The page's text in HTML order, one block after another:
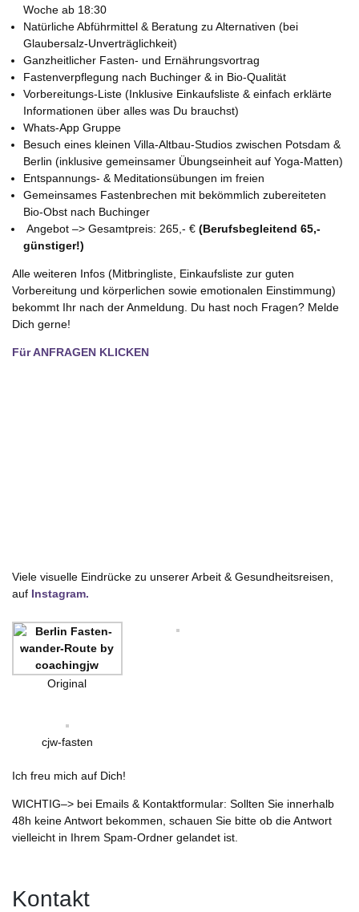
Woche ab 18:30
Natürliche Abführmittel & Beratung zu Alternativen (bei
Glaubersalz-Unverträglichkeit)
Ganzheitlicher Fasten- und Ernährungsvortrag
Fastenverpflegung nach Buchinger & in Bio-Qualität
Vorbereitungs-Liste (Inklusive Einkaufsliste & einfach erklärte
Informationen über alles was Du brauchst)
Whats-App Gruppe
Besuch eines kleinen Villa-Altbau-Studios zwischen Potsdam &
Berlin (inklusive gemeinsamer Übungseinheit auf Yoga-Matten)
Entspannungs- & Meditationsübungen im freien
Gemeinsames Fastenbrechen mit bekömmlich zubereiteten
Bio-Obst nach Buchinger
Angebot –> Gesamtpreis: 265,- € (Berufsbegleitend 65,-
günstiger!)
Alle weiteren Infos (Mitbringliste, Einkaufsliste zur guten
Vorbereitung und körperlichen sowie emotionalen Einstimmung)
bekommt Ihr nach der Anmeldung. Du hast noch Fragen? Melde
Dich gerne!
Für ANFRAGEN KLICKEN
Viele visuelle Eindrücke zu unserer Arbeit & Gesundheitsreisen,
auf Instagram.
Original
cjw-fasten
Ich freu mich auf Dich!
WICHTIG–> bei Emails & Kontaktformular: Sollten Sie innerhalb
48h keine Antwort bekommen, schauen Sie bitte ob die Antwort
vielleicht in Ihrem Spam-Ordner gelandet ist.
Kontakt